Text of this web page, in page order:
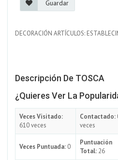
Guardar
DECORACIÓN ARTÍCULOS:
Descripción De TOSCA
¿Quieres Ver La
Veces Visitado:
610 veces
Contactado:
veces
Veces Puntuada: 0
Puntuación
Total: 26